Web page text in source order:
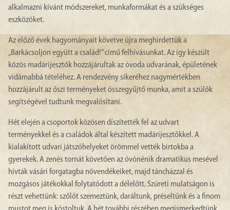
alkalmazni kívánt módszereket, munkaformákat és a szükséges
eszközöket.
Az előző évek hagyományait követve újra meghirdettük a
„Barkácsoljon együtt a család!” című felhívásunkat. Az így készült
közös madárijesztők hozzájárultak az óvoda udvarának, épületének
vidámabbá tételéhez. A rendezvény sikeréhez nagymértékben
hozzájárult az őszi terményeket összegyűjtő munka, amit a szülők
segítségével tudtunk megvalósítani.
Hét elején a csoportok közösen díszítették fel az udvart
terményekkel és a családok által készített madárijesztőkkel. A
kialakított udvari játszóhelyeket örömmel vették birtokba a
gyerekek. A zenés tornát követően az óvónénik dramatikus mesével
hívták vásári forgatagba növendékeiket, majd táncházzal és
mozgásos játékokkal folytatódott a délelőtt. Szüreti mulatságon is
részt vehettünk: szőlőt szemeztünk, daráltunk, préseltünk és a finom